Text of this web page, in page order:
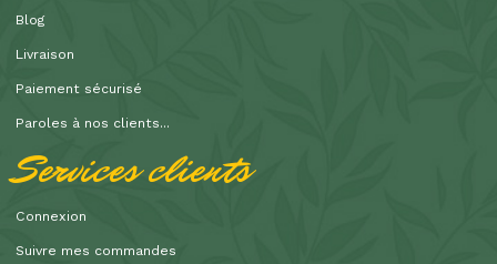
Blog
Livraison
Paiement sécurisé
Paroles à nos clients...
Services clients
Connexion
Suivre mes commandes